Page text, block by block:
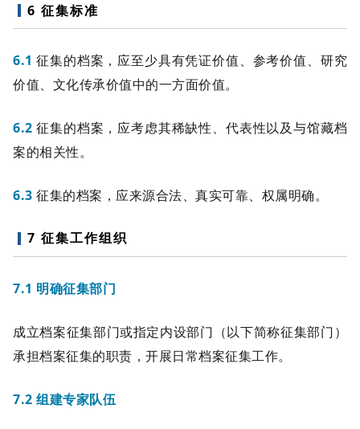
6 征集标准
6.1征集的档案，应至少具有凭证价值、参考价值、研究
价值、文化传承价值中的一方面价值。
6.2征集的档案，应考虑其稀缺性、代表性以及与馆藏档
案的相关性。
6.3 征集的档案，应来源合法、真实可靠、权属明确。
7 征集工作组织
7.1 明确征集部门
成立档案征集部门或指定内设部门（以下简称征集部门）
承担档案征集的职责，开展日常档案征集工作。
7.2 组建专家队伍